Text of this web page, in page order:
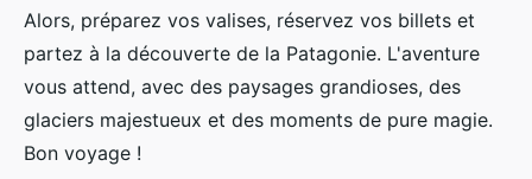
Alors, préparez vos valises, réservez vos billets et
partez à la découverte de la Patagonie. L'aventure
vous attend, avec des paysages grandioses, des
glaciers majestueux et des moments de pure magie.
Bon voyage !